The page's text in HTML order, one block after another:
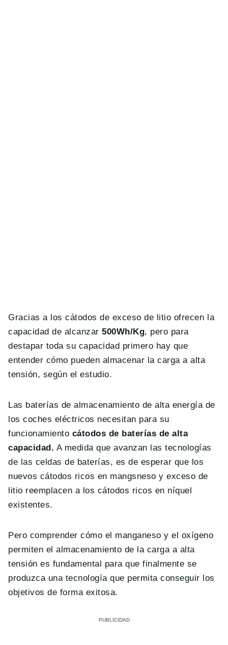
Gracias a los cátodos de exceso de litio ofrecen la
capacidad de alcanzar 500Wh/Kg, pero para
destapar toda su capacidad primero hay que
entender cómo pueden almacenar la carga a alta
tensión, según el estudio.
Las baterías de almacenamiento de alta energía de
los coches eléctricos necesitan para su
funcionamiento cátodos de baterías de alta
capacidad. A medida que avanzan las tecnologías
de las celdas de baterías, es de esperar que los
nuevos cátodos ricos en mangsneso y exceso de
litio reemplacen a los cátodos ricos en níquel
existentes.
Pero comprender cómo el manganeso y el oxígeno
permiten el almacenamiento de la carga a alta
tensión es fundamental para que finalmente se
produzca una tecnología que permita conseguir los
objetivos de forma exitosa.